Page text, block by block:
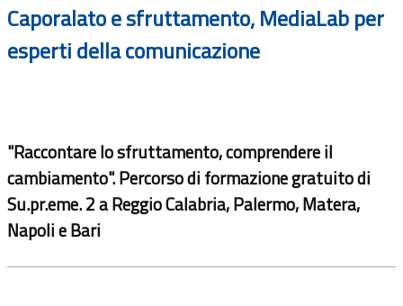
Caporalato e sfruttamento, MediaLab per
esperti della comunicazione
"Raccontare lo sfruttamento, comprendere il
cambiamento". Percorso di formazione gratuito di
Su.pr.eme. 2 a Reggio Calabria, Palermo, Matera,
Napoli e Bari